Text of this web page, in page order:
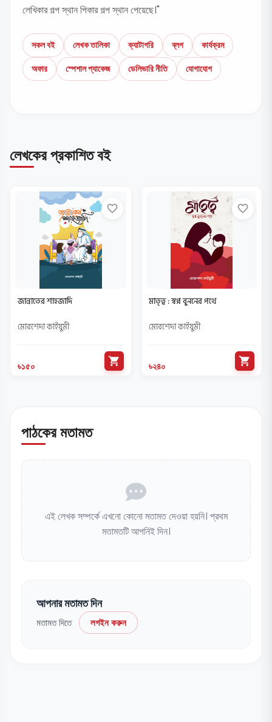
লেখিকার গল্প স্থান পিকার গল্প স্থান পেয়েছে।"
সকল বই লেখক তালিকা ক্যাটাগরি ব্লগ
কার্যক্রম
অফার
স্পেশাল প্যাকেজ ডেলিভারি নীতি যোগাযোগ
লেখকের প্রকাশিত বই
favorite_border
জান্নাতের শাহজাদি
মোরশেদা কাইয়ুমী
৳১৫০ shopping_cart
favorite_border
মাতৃত্ব : স্বপ্ন বুননের পথে
মোরশেদা কাইয়ুমী
৳২৪০ shopping_cart
পাঠকের মতামত
এই লেখক সম্পর্কে এখনো কোনো মতামত দেওয়া হয়নি। প্রথম
মতামতটি আপনিই দিন।
আপনার মতামত দিন
মতামত দিতে লগইন করুন